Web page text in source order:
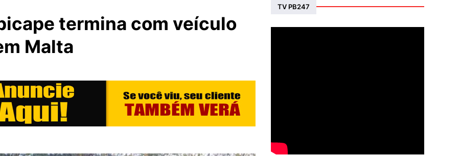
termina com veículo
Malta
TV PB247